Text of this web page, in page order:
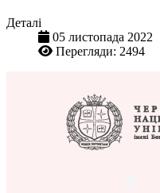
Деталі
05 листопада 2022
Перегляди: 2494